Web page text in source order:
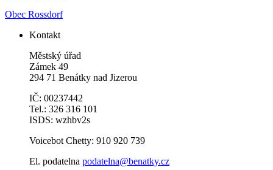
Obec Rossdorf
Kontakt
Městský úřad
Zámek 49
294 71 Benátky nad Jizerou
IČ: 00237442
Tel.: 326 316 101
ISDS: wzhbv2s
Voicebot Chetty: 910 920 739
El. podatelna podatelna@benatky.cz